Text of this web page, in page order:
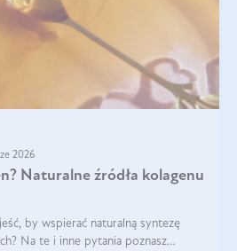
2026
Naturalne źródła kolagenu
by wspierać naturalną syntezę
Na te i inne pytania poznasz